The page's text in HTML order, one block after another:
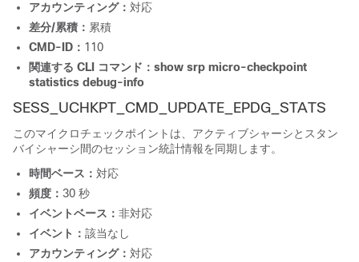
アカウンティング： 対応
差分/累積： 累積
CMD-ID： 110
関連する CLI コマンド： show srp micro-checkpoint
statistics debug-info
SESS_UCHKPT_CMD_UPDATE_EPDG_STATS
このマイクロチェックポイントは、アクティブシャーシとスタン
バイシャーシ間のセッション統計情報を同期します。
時間ベース： 対応
頻度： 30 秒
イベントベース： 非対応
イベント： 該当なし
アカウンティング： 対応